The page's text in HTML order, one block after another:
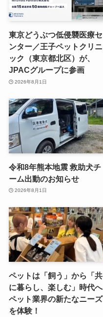
東京どうぶつ低侵襲医療セ
ンター／王子ペットクリニ
ック（東京都北区）が、
JPACグループに参画
2026年8月1日
令和8年熊本地震 救助犬チ
ーム出動のお知らせ
2026年8月1日
ペットは「飼う」から「共
に暮らし、楽しむ」時代へ
ペット業界の新たなニーズ
を体験！